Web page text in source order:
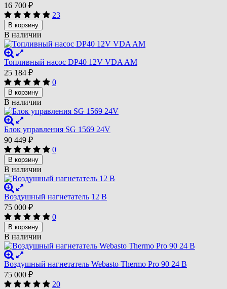
16 700 ₽
23
В корзину
В наличии
Топливный насос DP40 12V VDA AM
25 184 ₽
0
В корзину
В наличии
Блок управления SG 1569 24V
90 449 ₽
0
В корзину
В наличии
Воздушный нагнетатель 12 В
75 000 ₽
0
В корзину
В наличии
Воздушный нагнетатель Webasto Thermo Pro 90 24 В
75 000 ₽
20